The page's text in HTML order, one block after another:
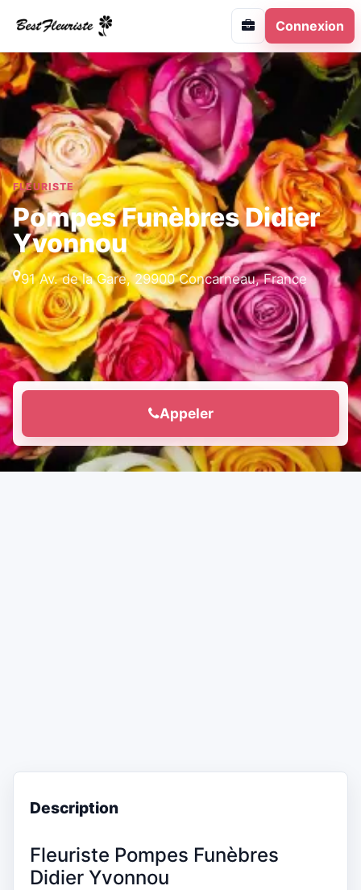
Connexion
FLEURISTE
Pompes Funèbres Didier
Yvonnou
91 Av. de la Gare, 29900 Concarneau, France
Appeler
Description
Fleuriste Pompes Funèbres
Didier Yvonnou